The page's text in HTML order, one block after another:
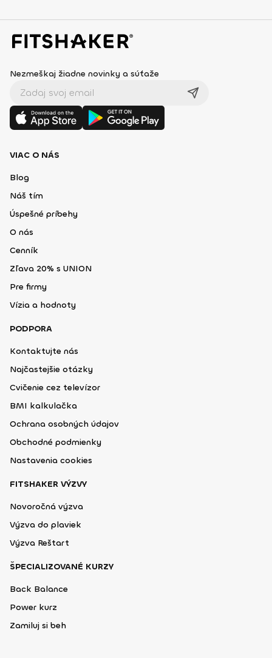
Nezmeškaj žiadne novinky a súťaže
VIAC O NÁS
Blog
Náš tím
Úspešné príbehy
O nás
Cenník
Zľava 20% s UNION
Pre firmy
Vízia a hodnoty
PODPORA
Kontaktujte nás
Najčastejšie otázky
Cvičenie cez televízor
BMI kalkulačka
Ochrana osobných údajov
Obchodné podmienky
Nastavenia cookies
FITSHAKER VÝZVY
Novoročná výzva
Výzva do plaviek
Výzva Reštart
ŠPECIALIZOVANÉ KURZY
Back Balance
Power kurz
Zamiluj si beh